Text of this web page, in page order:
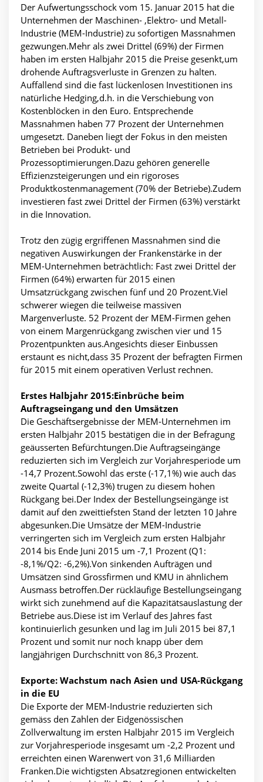
Der Aufwertungsschock vom 15. Januar 2015 hat die
Unternehmen der Maschinen- ,Elektro- und Metall-
Industrie (MEM-Industrie) zu sofortigen Massnahmen
gezwungen.Mehr als zwei Drittel (69%) der Firmen
haben im ersten Halbjahr 2015 die Preise gesenkt,um
drohende Auftragsverluste in Grenzen zu halten.
Auffallend sind die fast lückenlosen Investitionen ins
natürliche Hedging,d.h. in die Verschiebung von
Kostenblöcken in den Euro. Entsprechende
Massnahmen haben 77 Prozent der Unternehmen
umgesetzt. Daneben liegt der Fokus in den meisten
Betrieben bei Produkt- und
Prozessoptimierungen.Dazu gehören generelle
Effizienzsteigerungen und ein rigoroses
Produktkostenmanagement (70% der Betriebe).Zudem
investieren fast zwei Drittel der Firmen (63%) verstärkt
in die Innovation.
Trotz den zügig ergriffenen Massnahmen sind die
negativen Auswirkungen der Frankenstärke in der
MEM-Unternehmen beträchtlich: Fast zwei Drittel der
Firmen (64%) erwarten für 2015 einen
Umsatzrückgang zwischen fünf und 20 Prozent.Viel
schwerer wiegen die teilweise massiven
Margenverluste. 52 Prozent der MEM-Firmen gehen
von einem Margenrückgang zwischen vier und 15
Prozentpunkten aus.Angesichts dieser Einbussen
erstaunt es nicht,dass 35 Prozent der befragten Firmen
für 2015 mit einem operativen Verlust rechnen.
Erstes Halbjahr 2015:Einbrüche beim
Auftragseingang und den Umsätzen
Die Geschäftsergebnisse der MEM-Unternehmen im
ersten Halbjahr 2015 bestätigen die in der Befragung
geäusserten Befürchtungen.Die Auftragseingänge
reduzierten sich im Vergleich zur Vorjahresperiode um
-14,7 Prozent.Sowohl das erste (-17,1%) wie auch das
zweite Quartal (-12,3%) trugen zu diesem hohen
Rückgang bei.Der Index der Bestellungseingänge ist
damit auf den zweittiefsten Stand der letzten 10 Jahre
abgesunken.Die Umsätze der MEM-Industrie
verringerten sich im Vergleich zum ersten Halbjahr
2014 bis Ende Juni 2015 um -7,1 Prozent (Q1:
-8,1%/Q2: -6,2%).Von sinkenden Aufträgen und
Umsätzen sind Grossfirmen und KMU in ähnlichem
Ausmass betroffen.Der rückläufige Bestellungseingang
wirkt sich zunehmend auf die Kapazitätsauslastung der
Betriebe aus.Diese ist im Verlauf des Jahres fast
kontinuierlich gesunken und lag im Juli 2015 bei 87,1
Prozent und somit nur noch knapp über dem
langjährigen Durchschnitt von 86,3 Prozent.
Exporte: Wachstum nach Asien und USA-Rückgang
in die EU
Die Exporte der MEM-Industrie reduzierten sich
gemäss den Zahlen der Eidgenössischen
Zollverwaltung im ersten Halbjahr 2015 im Vergleich
zur Vorjahresperiode insgesamt um -2,2 Prozent und
erreichten einen Warenwert von 31,6 Milliarden
Franken.Die wichtigsten Absatzregionen entwickelten